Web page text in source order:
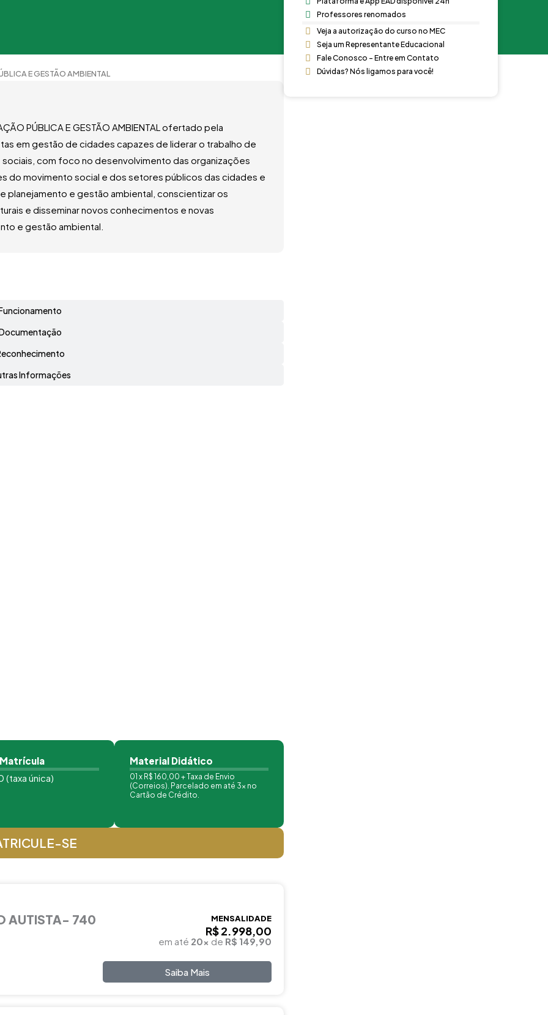
E GESTÃO AMBIENTAL
PÚBLICA E GESTÃO AMBIENTAL ofertado pela
em gestão de cidades capazes de liderar o trabalho de
com foco no desenvolvimento das organizações
do movimento social e dos setores públicos das cidades e
planejamento e gestão ambiental, conscientizar os
e disseminar novos conhecimentos e novas
e gestão ambiental.
Informações
(taxa única)
Material Didático
01 x R$ 160,00 + Taxa de Envio
(Correios). Parcelado em até 3x no
Cartão de Crédito.
SE
AUTISTA- 740 MENSALIDADE
R$ 2.998,00
em até 20x de R$ 149,90
Saiba Mais
Professores renomados
Veja a autorização do curso no MEC
Seja um Representante Educacional
Fale Conosco - Entre em Contato
Dúvidas? Nós ligamos para você!